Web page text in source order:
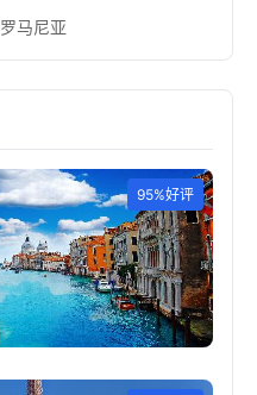
罗马尼亚
95%好评